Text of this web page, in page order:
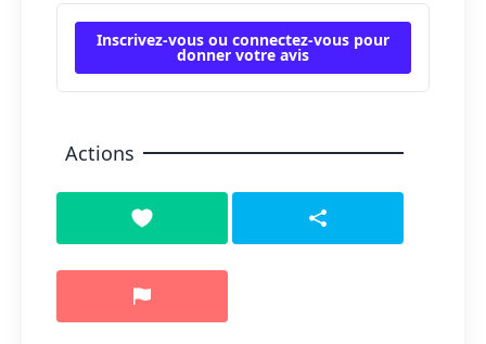
Inscrivez-vous ou connectez-vous pour
donner votre avis
Actions